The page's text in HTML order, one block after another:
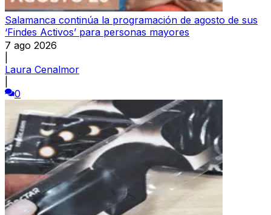
Salamanca continúa la programación de agosto de sus
‘Findes Activos’ para personas mayores
7 ago 2026
Laura Cenalmor
0